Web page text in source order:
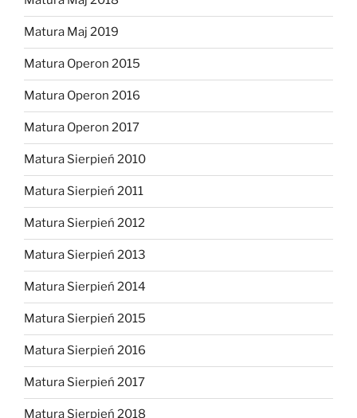
Matura Maj 2019
Matura Operon 2015
Matura Operon 2016
Matura Operon 2017
Matura Sierpień 2010
Matura Sierpień 2011
Matura Sierpień 2012
Matura Sierpień 2013
Matura Sierpień 2014
Matura Sierpień 2015
Matura Sierpień 2016
Matura Sierpień 2017
Matura Sierpień 2018